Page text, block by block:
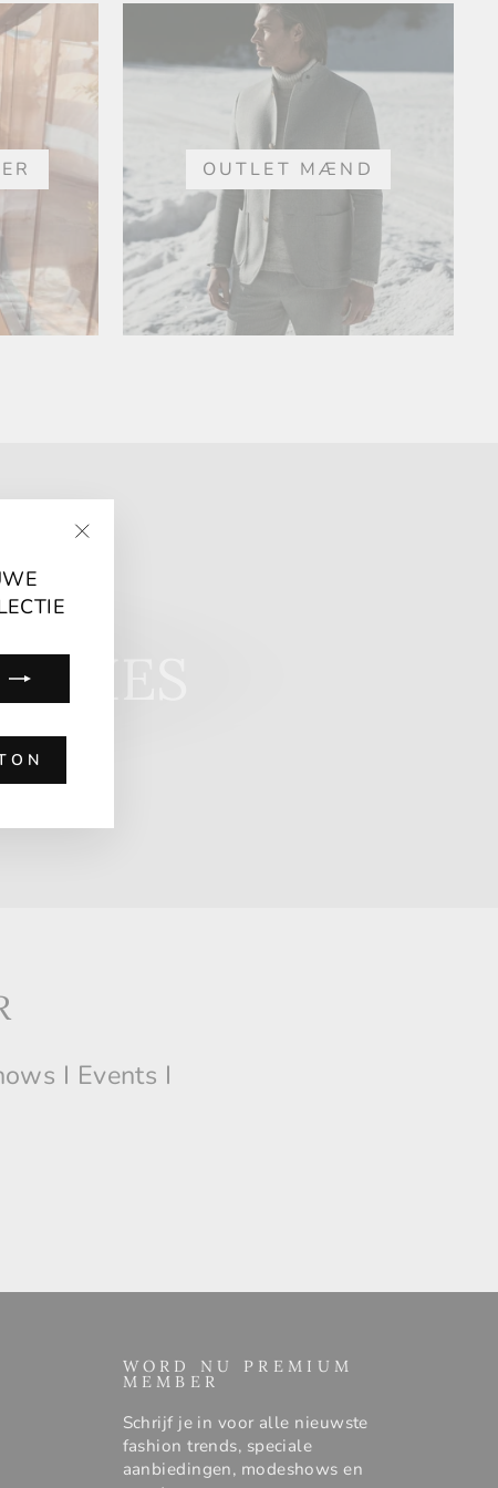
OUTLET MÆND
I Events I
WORD NU PREMIUM
MEMBER
Schrijf je in voor alle nieuwste
fashion trends, speciale
aanbiedingen, modeshows en